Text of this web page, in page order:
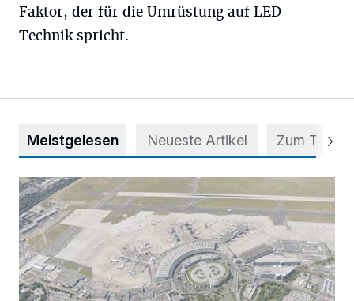
Faktor, der für die Umrüstung auf LED-
Technik spricht.
Meistgelesen Neueste Artikel Zum Thema
Vorsicht bei dubiosen „Park & Fly“-Anbietern